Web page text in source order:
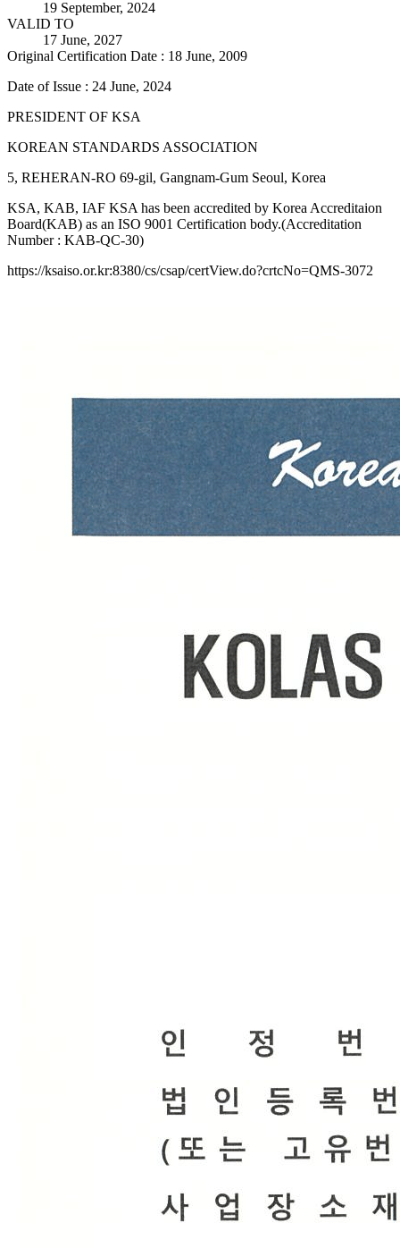
19 September, 2024
VALID TO
17 June, 2027
Original Certification Date : 18 June, 2009
Date of Issue : 24 June, 2024
PRESIDENT OF KSA
KOREAN STANDARDS ASSOCIATION
5, REHERAN-RO 69-gil, Gangnam-Gum Seoul, Korea
KSA, KAB, IAF KSA has been accredited by Korea Accreditaion
Board(KAB) as an ISO 9001 Certification body.(Accreditation
Number : KAB-QC-30)
https://ksaiso.or.kr:8380/cs/csap/certView.do?crtcNo=QMS-3072